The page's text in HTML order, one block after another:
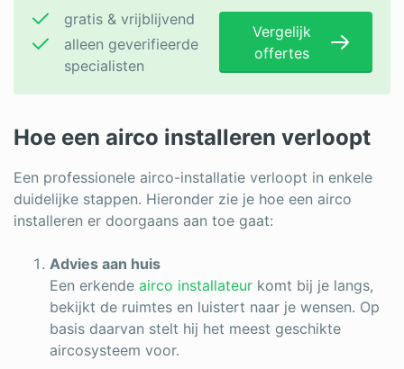
gratis & vrijblijvend
alleen geverifieerde
specialisten
Vergelijk
offertes
Hoe een airco installeren verloopt
Een professionele airco-installatie verloopt in enkele
duidelijke stappen. Hieronder zie je hoe een airco
installeren er doorgaans aan toe gaat:
Advies aan huis
Een erkende airco installateur komt bij je langs,
bekijkt de ruimtes en luistert naar je wensen. Op
basis daarvan stelt hij het meest geschikte
aircosysteem voor.